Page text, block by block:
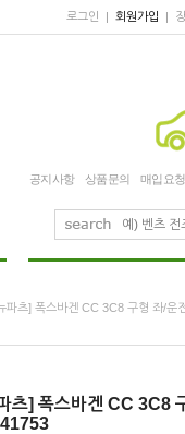
로그인 | 회원가입 |
공지사항
상품문의 매입요청
파츠] 폭스바겐 CC 3C8 구형 좌/
츠] 폭스바겐 CC 3C8